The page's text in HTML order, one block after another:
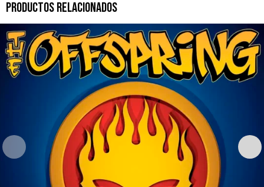
PRODUCTOS RELACIONADOS